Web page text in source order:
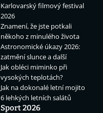
Karlovarský filmový festival
2026
Znamení, že jste potkali
někoho z minulého života
Astronomické úkazy 2026:
zatmění slunce a další
Jak obléci miminko při
vysokých teplotách?
Jak na dokonalé letní mojito
6 lehkých letních salátů
Sport 2026